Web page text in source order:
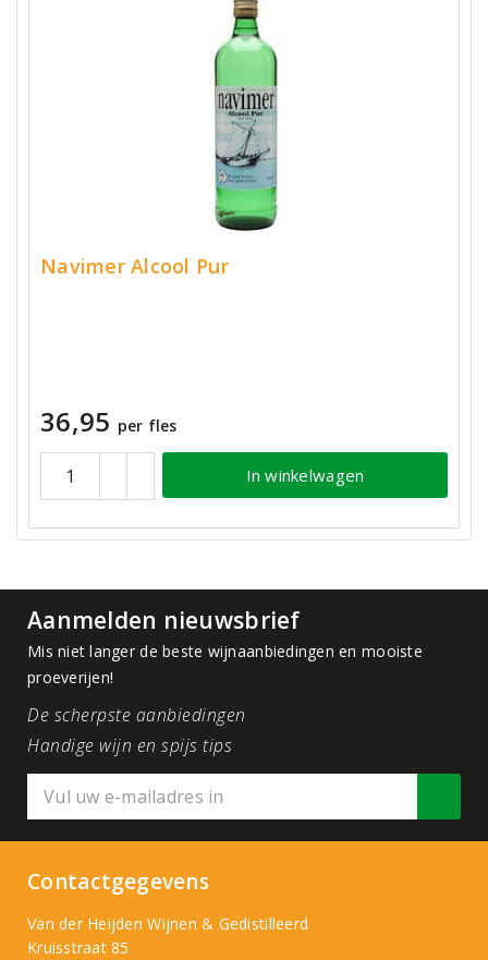
Navimer Alcool Pur
36,95 per fles
In winkelwagen
Aanmelden nieuwsbrief
Mis niet langer de beste wijnaanbiedingen en mooiste
proeverijen!
De scherpste aanbiedingen
Handige wijn en spijs tips
Contactgegevens
Van der Heijden Wijnen & Gedistilleerd
Kruisstraat 85